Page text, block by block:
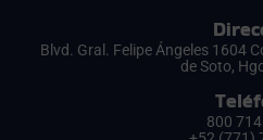
Blvd. Gral. Felipe Ángeles 1604
de Soto,
800